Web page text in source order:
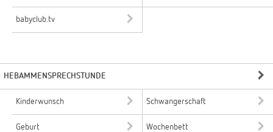
babyclub.tv
HEBAMMENSPRECHSTUNDE
Kinderwunsch Schwangerschaft
Geburt Wochenbett